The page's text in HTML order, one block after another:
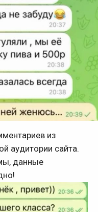
из
аудитории сайта.
данные